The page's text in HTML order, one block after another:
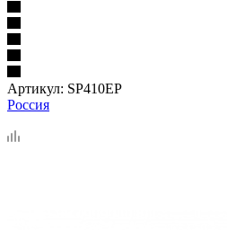
Артикул: SP410EP
Россия